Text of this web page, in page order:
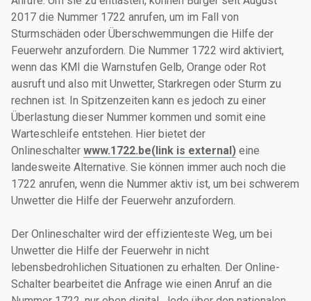
2017 die Nummer 1722 anrufen, um im Fall von
Sturmschäden oder Überschwemmungen die Hilfe der
Feuerwehr anzufordern. Die Nummer 1722 wird aktiviert,
wenn das KMI die Warnstufen Gelb, Orange oder Rot
ausruft und also mit Unwetter, Starkregen oder Sturm zu
rechnen ist. In Spitzenzeiten kann es jedoch zu einer
Überlastung dieser Nummer kommen und somit eine
Warteschleife entstehen. Hier bietet der
Onlineschalter www.1722.be(link is external) eine
landesweite Alternative. Sie können immer auch noch die
1722 anrufen, wenn die Nummer aktiv ist, um bei schwerem
Unwetter die Hilfe der Feuerwehr anzufordern.
Der Onlineschalter wird der effizienteste Weg, um bei
Unwetter die Hilfe der Feuerwehr in nicht
lebensbedrohlichen Situationen zu erhalten. Der Online-
Schalter bearbeitet die Anfrage wie einen Anruf an die